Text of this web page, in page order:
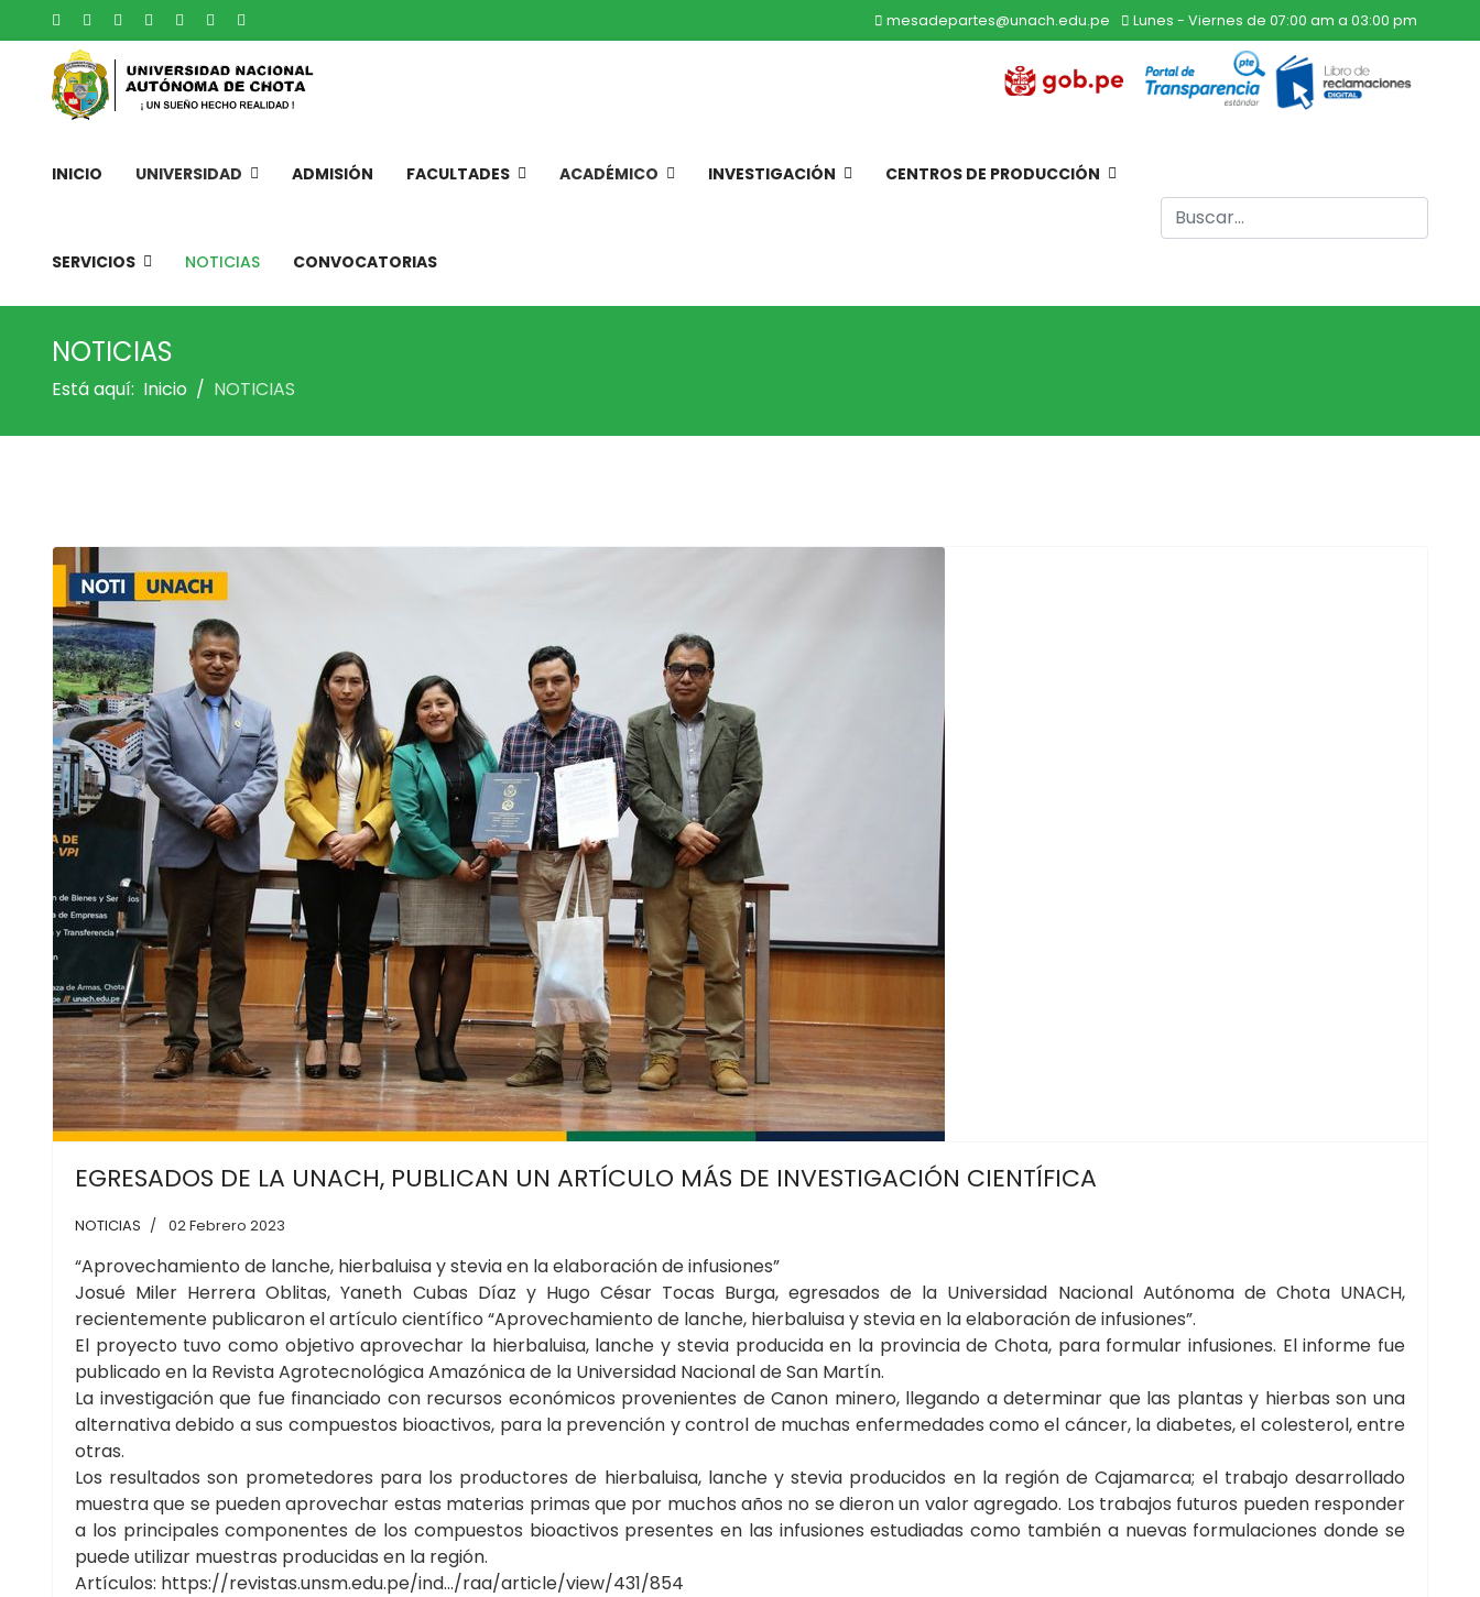
mesadepartes@unach.edu.pe Lunes - Viernes de 07:00 am a 03:00 pm
INICIO UNIVERSIDAD ADMISIÓN FACULTADES ACADÉMICO INVESTIGACIÓN CENTROS DE PRODUCCIÓN
SERVICIOS NOTICIAS CONVOCATORIAS
Buscar
NOTICIAS
Está aquí: Inicio NOTICIAS
EGRESADOS DE LA UNACH, PUBLICAN UN ARTÍCULO MÁS DE INVESTIGACIÓN CIENTÍFICA
NOTICIAS 02 Febrero 2023
“Aprovechamiento de lanche, hierbaluisa y stevia en la elaboración de infusiones”
Josué Miler Herrera Oblitas, Yaneth Cubas Díaz y Hugo César Tocas Burga, egresados de la Universidad Nacional Autónoma de Chota UNACH,
recientemente publicaron el artículo científico “Aprovechamiento de lanche, hierbaluisa y stevia en la elaboración deinfusiones”.
El proyecto tuvo como objetivo aprovechar la hierbaluisa, lanche y stevia producida en la provincia de Chota, para formular infusiones. El informe fue
publicado en la Revista Agrotecnológica Amazónica de la Universidad Nacional de San Martín.
La investigación que fue financiado con recursos económicos provenientes de Canon minero, llegando a determinar que las plantas y hierbas son una
alternativa debido a sus compuestos bioactivos, para la prevención y control de muchas enfermedades como el cáncer, la diabetes, el colesterol, entre
otras.
Los resultados son prometedores para los productores de hierbaluisa, lanche y stevia producidos en la región de Cajamarca; el trabajo desarrollado
muestra que se pueden aprovechar estas materias primas que por muchos años no se dieron un valor agregado. Los trabajos futuros pueden responder
a los principales componentes de los compuestos bioactivos presentes en las infusiones estudiadas como también a nuevas formulaciones donde se
puede utilizar muestras producidas en la región.
Artículos: https://revistas.unsm.edu.pe/ind.../raa/article/view/431/854